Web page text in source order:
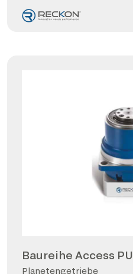
Baureihe Access PU
Planetengetriebe